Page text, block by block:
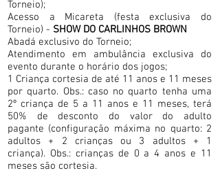
Torneio);
Acesso a Micareta (festa exclusiva do
Torneio) - SHOW DO CARLINHOS BROWN
Abadá exclusivo do Torneio;
Atendimento em ambulância exclusiva do
evento durante o horário dos jogos;
1 Criança cortesia de até 11 anos e 11 meses
por quarto. Obs.: caso no quarto tenha uma
2º criança de 5 a 11 anos e 11 meses, terá
50% de desconto do valor do adulto
pagante (configuração máxima no quarto: 2
adultos + 2 crianças ou 3 adultos + 1
criança). Obs.: crianças de 0 a 4 anos e 11
meses são cortesia.